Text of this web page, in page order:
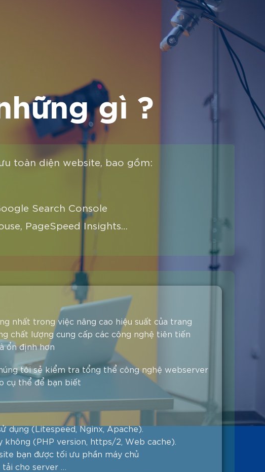
gì ?
toàn diện website, bao gồm:
Search Console
PageSpeed Insights…
nhất trong việc nâng cao hiệu suất của trang
chất lượng cung cấp các công nghệ tiên tiến
ổn định hơn
tôi sẻ kiểm tra tổng thể công nghệ webserver
cụ thể để bạn biết
dụng (Litespeed, Nginx, Apache).
(PHP version, https/2, Web cache).
bạn được tối ưu phần máy chủ
cho server …